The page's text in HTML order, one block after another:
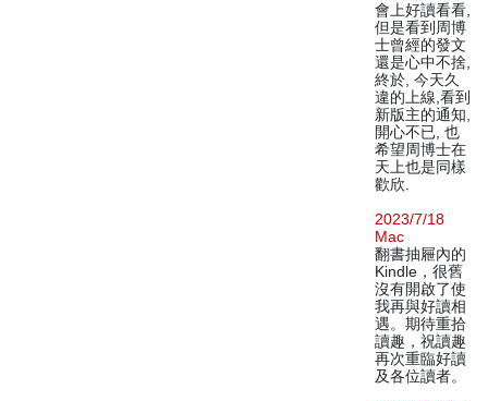
會上好讀看看,
但是看到周博
士曾經的發文
還是心中不捨,
終於, 今天久
違的上線,看到
新版主的通知,
開心不已, 也
希望周博士在
天上也是同樣
歡欣.
2023/7/18
Mac
翻書抽屜內的
Kindle，很舊
沒有開啟了使
我再與好讀相
遇。期待重拾
讀趣，祝讀趣
再次重臨好讀
及各位讀者。